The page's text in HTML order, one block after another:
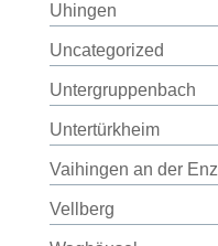
Uhingen
Uncategorized
Untergruppenbach
Untertürkheim
Vaihingen an der Enz
Vellberg